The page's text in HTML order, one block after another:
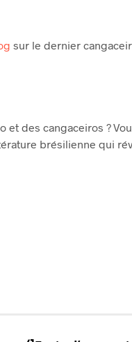
sur le dernier
et des cangaceiros ?
brésilienne qui